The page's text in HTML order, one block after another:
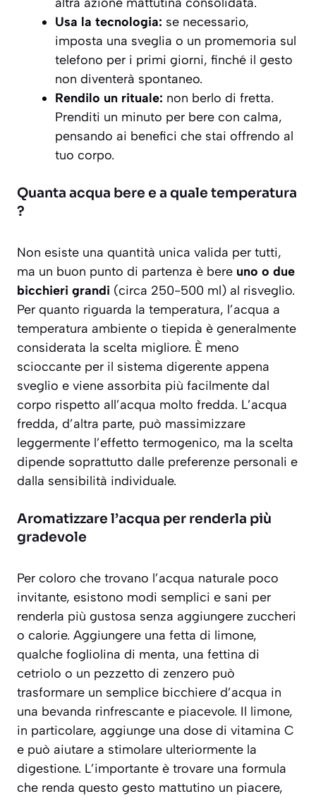
Usa la tecnologia: se necessario,
imposta una sveglia o un promemoria sul
telefono per i primi giorni, finché il gesto
non diventerà spontaneo.
Rendilo un rituale: non berlo di fretta.
Prenditi un minuto per bere con calma,
pensando ai benefici che stai offrendo al
tuo corpo.
Quanta acqua bere e a quale temperatura
?
Non esiste una quantità unica valida per tutti,
ma un buon punto di partenza è bere uno o due
bicchieri grandi (circa 250-500 ml) al risveglio.
Per quanto riguarda la temperatura, l’acqua a
temperatura ambiente o tiepida è generalmente
considerata la scelta migliore. È meno
scioccante per il sistema digerente appena
sveglio e viene assorbita più facilmente dal
corpo rispetto all’acqua molto fredda. L’acqua
fredda, d’altra parte, può massimizzare
leggermente l’effetto termogenico, ma la scelta
dipende soprattutto dalle preferenze personali e
dalla sensibilità individuale.
Aromatizzare l’acqua per renderla più
gradevole
Per coloro che trovano l’acqua naturale poco
invitante, esistono modi semplici e sani per
renderla più gustosa senza aggiungere zuccheri
o calorie. Aggiungere una fetta di limone,
qualche fogliolina di menta, una fettina di
cetriolo o un pezzetto di zenzero può
trasformare un semplice bicchiere d’acqua in
una bevanda rinfrescante e piacevole. Il limone,
in particolare, aggiunge una dose di vitamina C
e può aiutare a stimolare ulteriormente la
digestione. L’importante è trovare una formula
che renda questo gesto mattutino un piacere,